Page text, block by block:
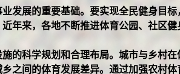
发展的重要基础。要实现全民健身目
年来，各地不断推进体育公园、社区
的科学规划和合理布局。城市与乡村
之间的体育发展差异。通过加强农村